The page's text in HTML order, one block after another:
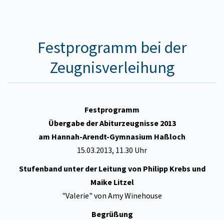
Festprogramm bei der
Zeugnisverleihung
Festprogramm
Übergabe der Abiturzeugnisse 2013
am Hannah-Arendt-Gymnasium Haßloch
15.03.2013, 11.30 Uhr
Stufenband unter der Leitung von Philipp Krebs und
Maike Litzel
"Valerie" von Amy Winehouse
Begrüßung